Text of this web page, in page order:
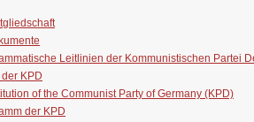
Leitlinien der Kommunistischen Partei
KPD
of the Communist Party of Germany (KPD)
der KPD